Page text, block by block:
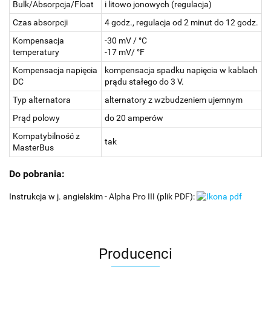
Bulk/Absorpcja/Float
i litowo jonowych (regulacja)
Czas absorpcji
4 godz., regulacja od 2 minut do 12 godz.
Kompensacja
temperatury
-30 mV / °C
-17 mV/ °F
Kompensacja napięcia
DC
kompensacja spadku napięcia w kablach
prądu stałego do 3 V.
Typ alternatora
alternatory z wzbudzeniem ujemnym
Prąd polowy
do 20 amperów
Kompatybilność z
MasterBus
tak
Do pobrania:
Instrukcja w j. angielskim - Alpha Pro III (plik PDF):
Producenci